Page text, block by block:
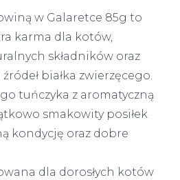
w Galaretce 85g to
karma dla kotów,
składników oraz
białka zwierzęcego.
tuńczyka z aromatyczną
smakowity posiłek
kondycję oraz dobre
dla dorosłych kotów